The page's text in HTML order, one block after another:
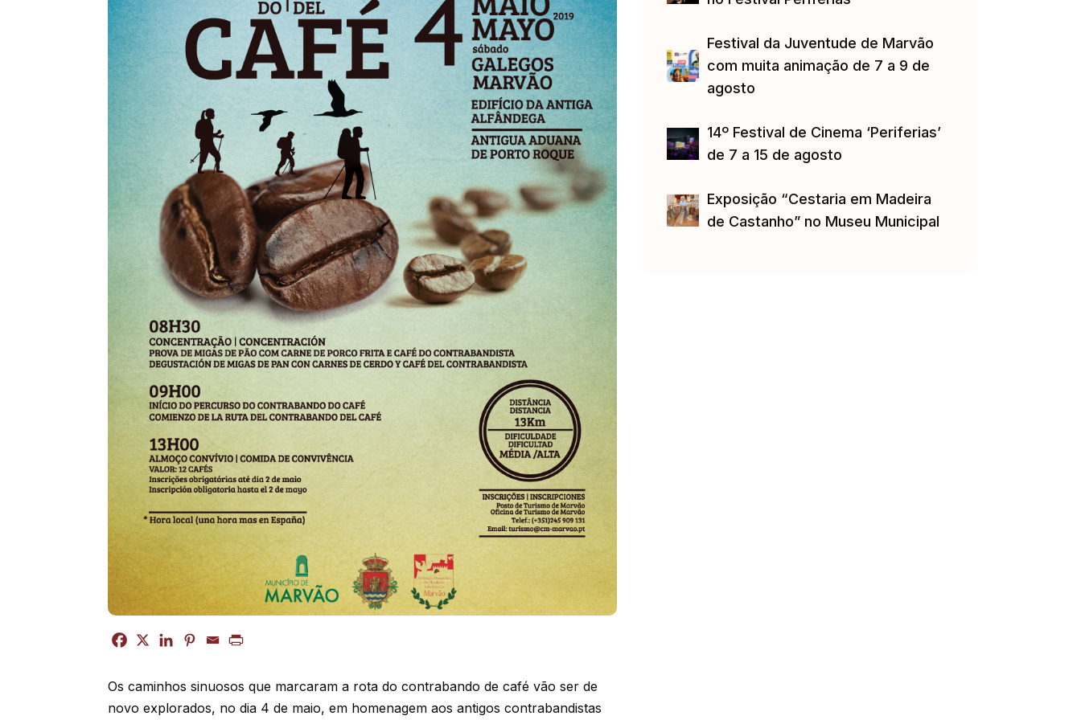
Os caminhos sinuosos que marcaram a rota do contrabando de café vão ser de
novo explorados, no dia 4 de maio, em homenagem aos antigos contrabandistas
Festival da Juventude de Marvão
com muita animação de 7 a 9 de
agosto
14º Festival de Cinema ‘Periferias’
de 7 a 15 de agosto
Exposição “Cestaria em Madeira
de Castanho” no Museu Municipal